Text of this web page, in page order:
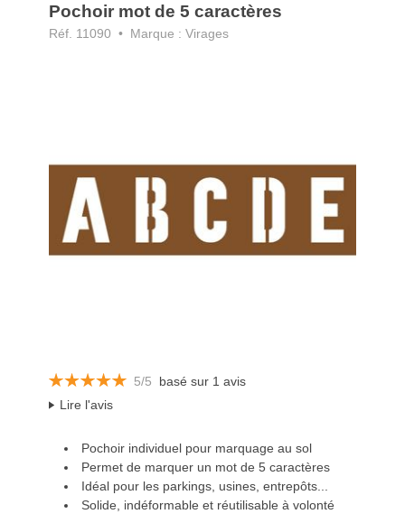
Pochoir mot de 5 caractères
Réf. 11090 • Marque : Virages
5/5 basé sur 1 avis
Lire l'avis
Pochoir individuel pour marquage au sol
Permet de marquer un mot de 5 caractères
Idéal pour les parkings, usines, entrepôts...
Solide, indéformable et réutilisable à volonté